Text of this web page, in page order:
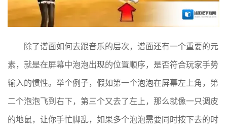
除了谱面如何去跟音乐的层次，谱面还有一个重要的元
素，就是在屏幕中泡泡出现的位置顺序，是否符合玩家手势
输入的惯性。举个例子，假如第一个泡泡在屏幕左上角，第
二个泡泡飞到右下，第三个又去了左上，那么就像一只调皮
的地鼠，让你手忙脚乱，如果多个泡泡需要同时按下去的时